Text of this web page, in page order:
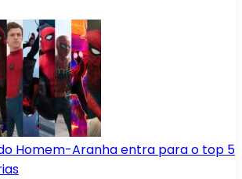
Homem-Aranha entra para o top 5